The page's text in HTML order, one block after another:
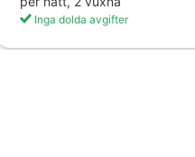
Inga dolda avgifter